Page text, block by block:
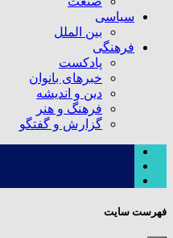
سیاسی
بین الملل
فرهنگی
پادکست
خبرهای بانوان
دین و اندیشه
فرهنگ و هنر
گزارش و گفتگو
فهرست سایت